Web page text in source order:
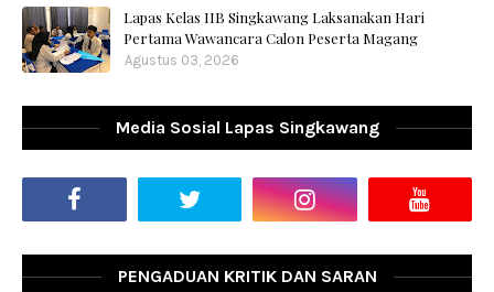
Lapas Kelas IIB Singkawang Laksanakan Hari
Pertama Wawancara Calon Peserta Magang
Agustus 03, 2026
Media Sosial Lapas Singkawang
PENGADUAN KRITIK DAN SARAN